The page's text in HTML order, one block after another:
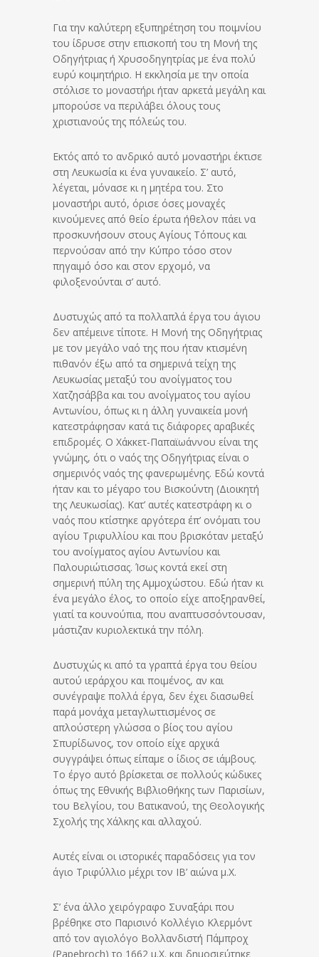
Για την καλύτερη εξυπηρέτηση του ποιμνίου
του ίδρυσε στην επισκοπή του τη Μονή της
Οδηγήτριας ή Χρυσοδηγητρίας με ένα πολύ
ευρύ κοιμητήριο. Η εκκλησία με την οποία
στόλισε το μοναστήρι ήταν αρκετά μεγάλη και
μπορούσε να περιλάβει όλους τους
χριστιανούς της πόλεώς του.
Εκτός από το ανδρικό αυτό μοναστήρι έκτισε
στη Λευκωσία κι ένα γυναικείο. Σ’ αυτό,
λέγεται, μόνασε κι η μητέρα του. Στο
μοναστήρι αυτό, όρισε όσες μοναχές
κινούμενες από θείο έρωτα ήθελον πάει να
προσκυνήσουν στους Αγίους Τόπους και
περνούσαν από την Κύπρο τόσο στον
πηγαιμό όσο και στον ερχομό, να
φιλοξενούνται σ’ αυτό.
Δυστυχώς από τα πολλαπλά έργα του άγιου
δεν απέμεινε τίποτε. Η Μονή της Οδηγήτριας
με τον μεγάλο ναό της που ήταν κτισμένη
πιθανόν έξω από τα σημερινά τείχη της
Λευκωσίας μεταξύ του ανοίγματος του
Χατζησάββα και του ανοίγματος του αγίου
Αντωνίου, όπως κι η άλλη γυναικεία μονή
κατεστράφησαν κατά τις διάφορες αραβικές
επιδρομές. Ο Χάκκετ-Παπαϊωάννου είναι της
γνώμης, ότι ο ναός της Οδηγήτριας είναι ο
σημερινός ναός της φανερωμένης. Εδώ κοντά
ήταν και το μέγαρο του Βισκούντη (Διοικητή
της Λευκωσίας). Κατ’ αυτές κατεστράφη κι ο
ναός που κτίστηκε αργότερα έπ’ ονόματι του
αγίου Τριφυλλίου και που βρισκόταν μεταξύ
του ανοίγματος αγίου Αντωνίου και
Παλουριώτισσας. Ίσως κοντά εκεί στη
σημερινή πύλη της Αμμοχώστου. Εδώ ήταν κι
ένα μεγάλο έλος, το οποίο είχε αποξηρανθεί,
γιατί τα κουνούπια, που αναπτυσσόντουσαν,
μάστιζαν κυριολεκτικά την πόλη.
Δυστυχώς κι από τα γραπτά έργα του θείου
αυτού ιεράρχου και ποιμένος, αν και
συνέγραψε πολλά έργα, δεν έχει διασωθεί
παρά μονάχα μεταγλωττισμένος σε
απλούστερη γλώσσα ο βίος του αγίου
Σπυρίδωνος, τον οποίο είχε αρχικά
συγγράψει όπως είπαμε ο ίδιος σε ιάμβους.
Το έργο αυτό βρίσκεται σε πολλούς κώδικες
όπως της Εθνικής Βιβλιοθήκης των Παρισίων,
του Βελγίου, του Βατικανού, της Θεολογικής
Σχολής της Χάλκης και αλλαχού.
Αυτές είναι οι ιστορικές παραδόσεις για τον
άγιο Τριφύλλιο μέχρι τον IB’ αιώνα μ.Χ.
Σ’ ένα άλλο χειρόγραφο Συναξάρι που
βρέθηκε στο Παρισινό Κολλέγιο Κλερμόντ
από τον αγιολόγο Βολλανδιστή Πάμπροχ
(Papebroch) το 1662 μ.Χ. και δημοσιεύτηκε